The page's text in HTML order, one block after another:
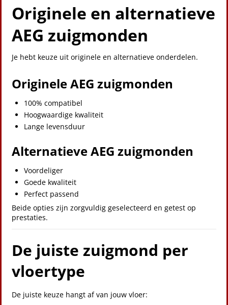
Originele en alternatieve
AEG zuigmonden
Je hebt keuze uit originele en alternatieve onderdelen.
Originele AEG zuigmonden
100% compatibel
Hoogwaardige kwaliteit
Lange levensduur
Alternatieve AEG zuigmonden
Voordeliger
Goede kwaliteit
Perfect passend
Beide opties zijn zorgvuldig geselecteerd en getest op
prestaties.
De juiste zuigmond per
vloertype
De juiste keuze hangt af van jouw vloer: